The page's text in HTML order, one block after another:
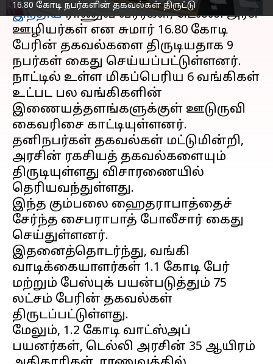
16.80 கோடி நபர்களின் தகவல்கள் திருட்டு
இந்தியராணுவ வீரர்கள், டெல்லி அரசு
ஊழியர்கள் என சுமார் 16.80 கோடி
பேரின் தகவல்களை திருடியதாக 9
நபர்கள் கைது செய்யப்பட்டுள்ளனர்.
நாட்டில் உள்ள மிகப்பெரிய 6 வங்கிகள்
உட்பட பல வங்கிகளின்
இணையத்தளங்களுக்குள் ஊடுருவி
கைவரிசை காட்டியுள்ளனர்.
தனிநபர்கள் தகவல்கள் மட்டுமின்றி,
அரசின் ரகசியத் தகவல்களையும்
திருடியுள்ளது விசாரணையில்
தெரியவந்துள்ளது.
இந்த கும்பலை ஹைதராபாத்தைச்
சேர்ந்த சைபராபாத் போலீசார் கைது
செய்துள்ளனர்.
இதனைத்தொடர்ந்து, வங்கி
வாடிக்கையாளர்கள் 1.1 கோடி பேர்
மற்றும் பேஸ்புக் பயன்படுத்தும் 75
லட்சம் பேரின் தகவல்கள்
திருடப்பட்டுள்ளது.
மேலும், 1.2 கோடி வாட்ஸ்அப்
பயனர்கள், டெல்லி அரசின் 35 ஆயிரம்